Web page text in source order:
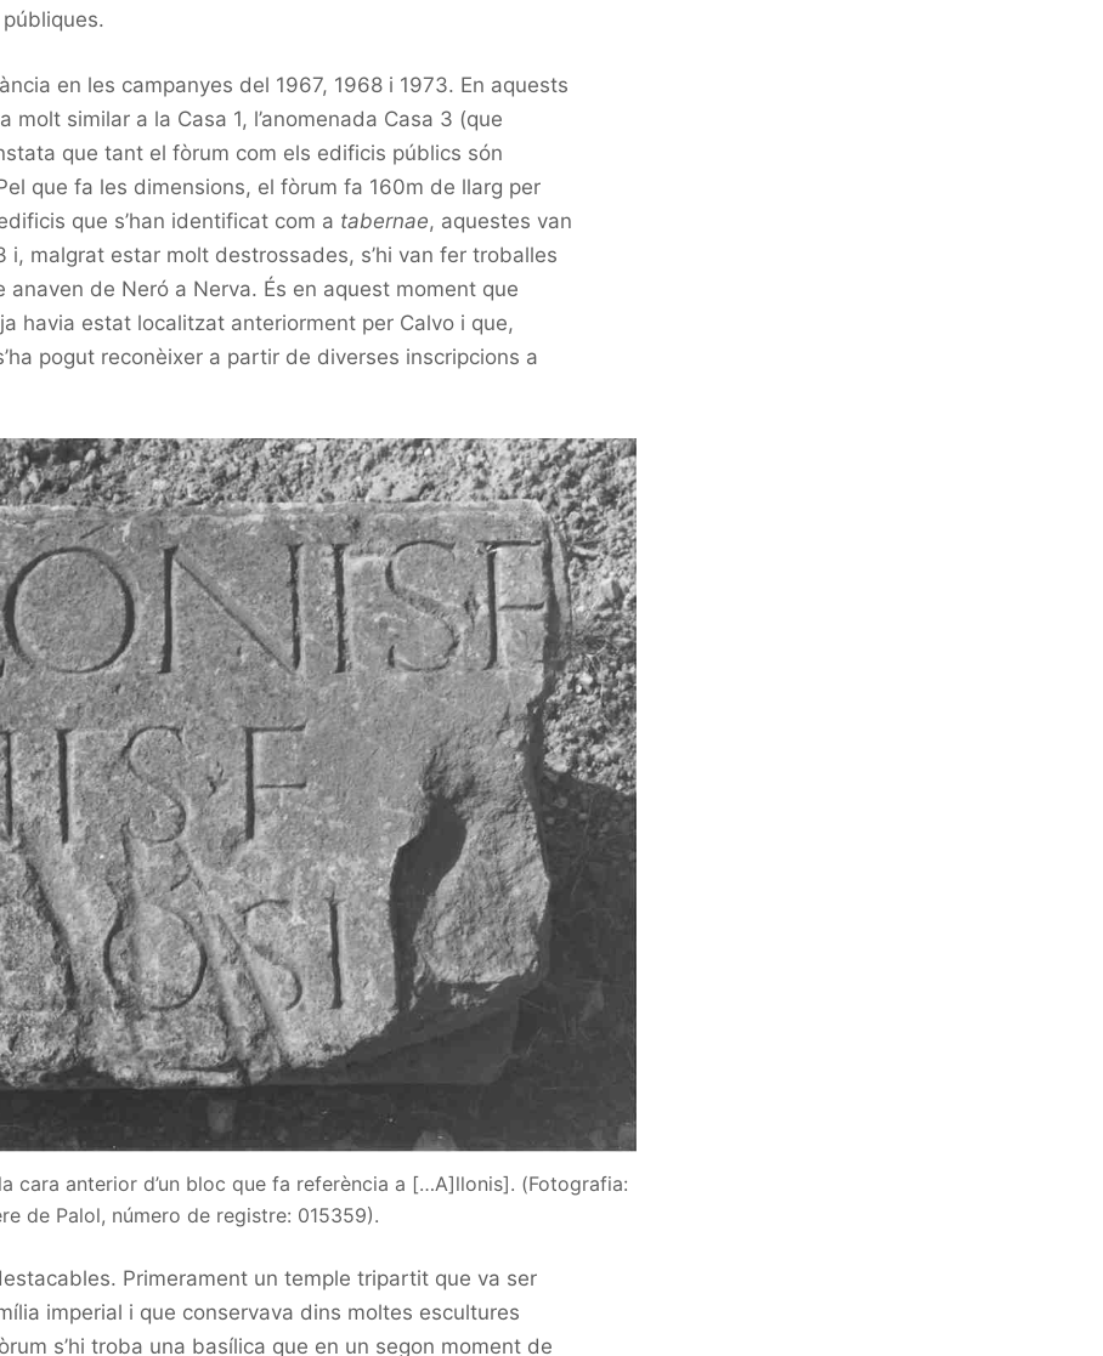
públiques.
en les campanyes del 1967, 1968 i 1973. En aquests
molt similar a la Casa 1, l’anomenada Casa 3 (que
que tant el fòrum com els edificis públics són
que fa les dimensions, el fòrum fa 160m de llarg per
que s’han identificat com a tabernae, aquestes van
malgrat estar molt destrossades, s’hi van fer troballes
de Neró a Nerva. És en aquest moment que
havia estat localitzat anteriorment per Calvo i que,
pogut reconèixer a partir de diverses inscripcions a
cara anterior d’un bloc que fa referència a […A]llonis]. (Fotografia:
de Palol, número de registre: 015359).
Primerament un temple tripartit que va ser
imperial i que conservava dins moltes escultures
s’hi troba una basílica que en un segon moment de